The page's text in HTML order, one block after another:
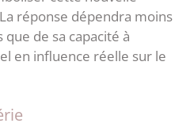
réponse dépendra moins
de sa capacité à
en influence réelle sur le